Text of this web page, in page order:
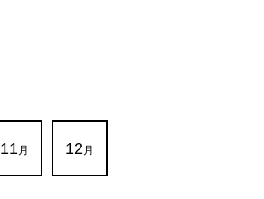
11月 12月